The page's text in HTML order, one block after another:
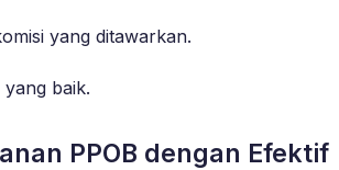
yang ditawarkan.
baik.
PPOB dengan Efektif